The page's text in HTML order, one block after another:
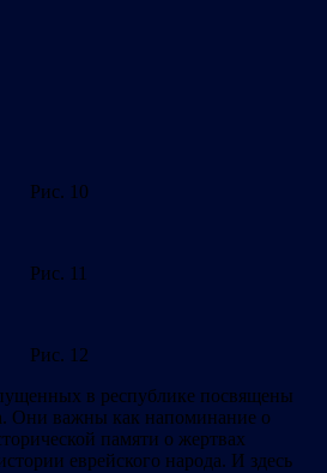
Рис. 10
Рис. 11
Рис. 12
в республике посвящены
Они важны как напоминание о
памяти о жертвах
еврейского народа. И здесь